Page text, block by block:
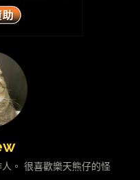
。 很喜歡樂天熊仔的怪